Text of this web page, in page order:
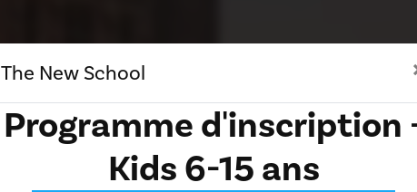
The New School
Programme d'inscription
Kids 6-15 ans